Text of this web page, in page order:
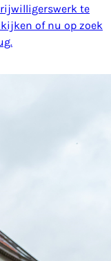
te
of nu op zoek